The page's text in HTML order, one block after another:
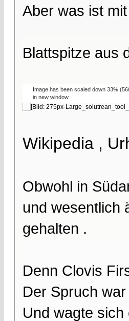
Aber was ist
Blattspitze aus
Image has been scaled down 33%
in new window.
Wikipedia ,
Obwohl in
und wesentlich
gehalten .
Denn Clovis
Der Spruch
Und wagte